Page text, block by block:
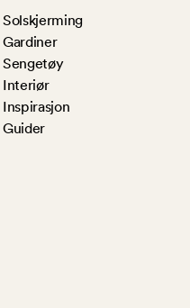
Solskjerming
Gardiner
Sengetøy
Interiør
Inspirasjon
Guider